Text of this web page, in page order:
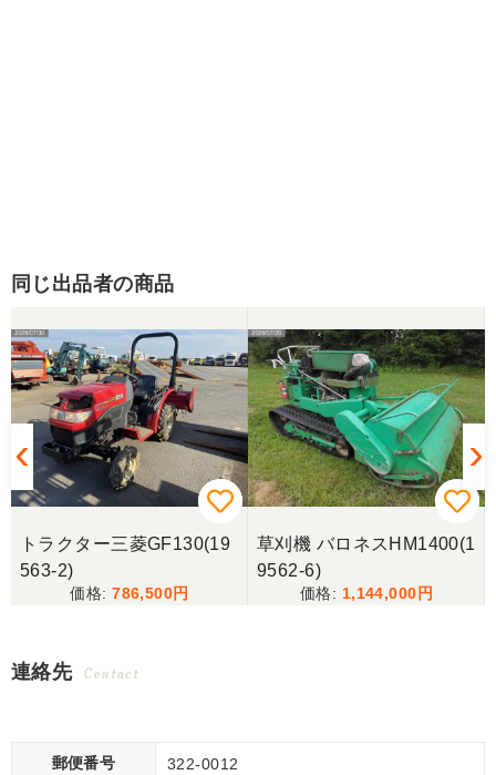
同じ出品者の商品
トラクター三菱GF130(19
563-2)
786,500
草刈機 バロネスHM1400(1
9562-6)
1,144,000
連絡先 Contact
郵便番号 322-0012